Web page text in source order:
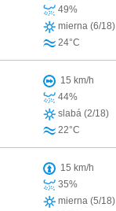
49%
mierna (6/18)
24°C
15 km/h
44%
slabá (2/18)
22°C
15 km/h
35%
mierna (5/18)